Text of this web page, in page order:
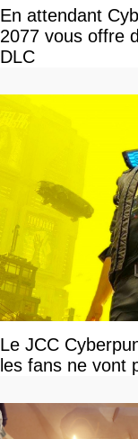
En attendant
2077 vous offre
DLC
Le JCC
les fans ne vont